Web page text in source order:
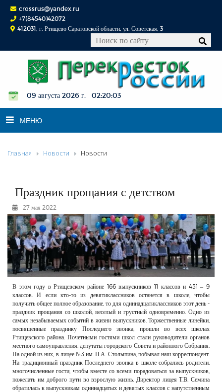
crossrus@yandex.ru
+7(84540)42072
412031, г. Ртищево Саратовской области, ул. Советская, 3
09 августа 2026 г. 02:20:03
МЕНЮ
НОВОСТИ
К СВЕДЕНИЮ
КОНКУРСЫ
ФОТОРЕПОРТАЖИ
РЕКЛАМОДАТЕЛЯМ
ОБЪЯВЛЕНИЯ
КОНТАКТЫ
Главная Новости Новости
Праздник прощания с детством
27 мая 2022
В этом году в Ртищевском районе 166 выпускников 11 классов и 451 – 9
классов. И если кто-то из девятиклассников останется в школе, чтобы
получить общее полное образование, то для одиннадцатиклассников этот день -
праздник прощания со школой, веселый и грустный одновременно. Одно из
самых незабываемых событий в жизни выпускников. Торжественные линейки,
посвященные празднику Последнего звонка, прошли во всех школах
Ртищевского района. Почетными гостями школ стали руководители органов
местного самоуправления, депутаты городского Совета и районного Собрания.
На одной из них, в лицее №3 им. П.А. Столыпина, побывал наш корреспондент.
На традиционный праздник Последнего звонка в школе собрались родители,
многочисленные гости, чтобы вместе со всеми порадоваться за выпускников,
пожелать им доброго пути во взрослую жизнь. Директор лицея Т.В. Семина
обратилась к выпускникам одиннадцатых и девятых классов с напутственным